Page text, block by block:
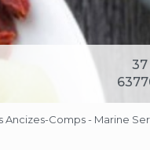
37
Comps - Marine